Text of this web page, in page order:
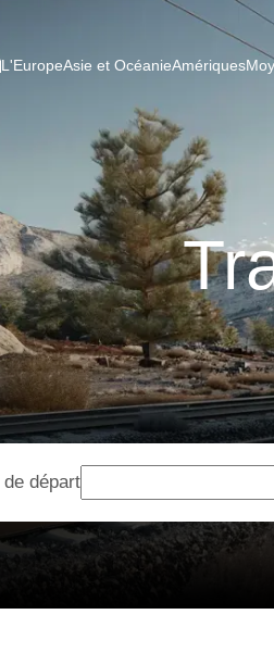
L'EuropeAsie et OcéanieAmériques
départ